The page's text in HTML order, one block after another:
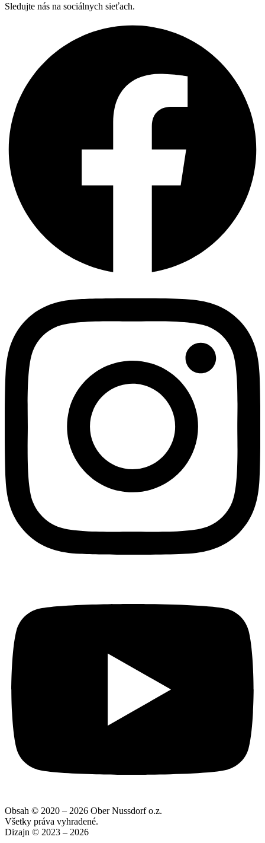
Sledujte nás na sociálnych sieťach.
Obsah © 2020 – 2026 Ober Nussdorf o.z.
Všetky práva vyhradené.
Dizajn © 2023 – 2026